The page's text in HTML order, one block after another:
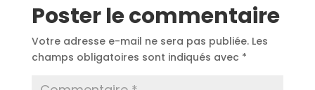
Poster le commentaire
Votre adresse e-mail ne sera pas publiée. Les
champs obligatoires sont indiqués avec *